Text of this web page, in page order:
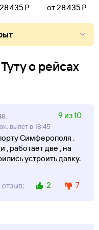
⁠435 ⁠₽ от 28 ⁠435 ⁠₽
например, на
о рейсах
вылет в 18:45
9 из 10
Симферополя .
, работает две , на
устроить давку.
2 7